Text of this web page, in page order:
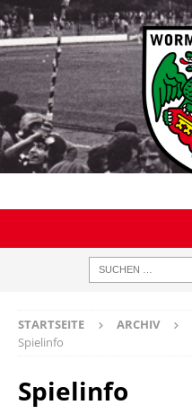
STARTSEITE ARCHIV
Spielinfo
Spielinfo